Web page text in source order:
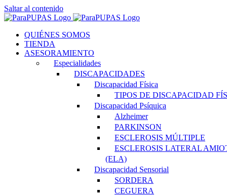
Saltar al contenido
QUIÉNES SOMOS
TIENDA
ASESORAMIENTO
Especialidades
DISCAPACIDADES
Discapacidad Física
TIPOS DE DISCAPACIDAD
Discapacidad Psíquica
Alzheimer
PARKINSON
ESCLEROSIS MÚLTIPLE
ESCLEROSIS LATERAL
(ELA)
Discapacidad Sensorial
SORDERA
CEGUERA